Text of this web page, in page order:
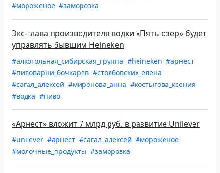
#мороженое #заморозка
Экс-глава производителя водки «Пять озер» будет
управлять бывшим Heineken
#алкогольная_сибирская_группа #heineken #арнест
#пивоварни_бочкарев #столбовских_елена
#сагал_алексей #миронова_анна #костыгова_ксения
#водка #пиво
«Арнест» вложит 7 млрд руб. в развитие Unilever
#unilever #арнест #сагал_алексей #мороженое
#молочные_продукты #заморозка